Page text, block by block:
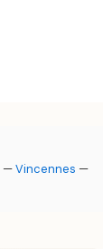
—Vincennes —